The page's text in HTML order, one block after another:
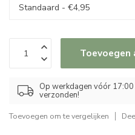
Toevoegen
Op werkdagen vóór
verzonden!
Toevoegen om te vergelijken